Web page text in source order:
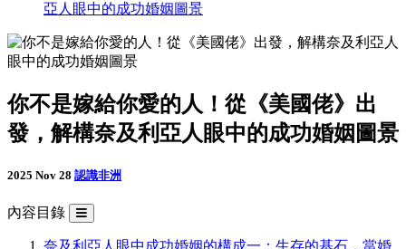
亞人眼中的成功婚姻圖景
你不是嫁給你愛的人！從《美國佬》出
發，解構奈及利亞人眼中的成功婚姻圖景
2025 Nov 28 認識非洲
內容目錄